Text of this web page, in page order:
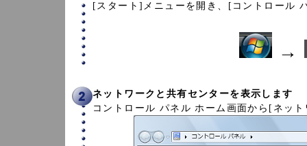
[スタート]メニューを開き、[コントロール
→
ネットワークと共有センターを表示します
コントロール パネル ホーム画面から[ネッ